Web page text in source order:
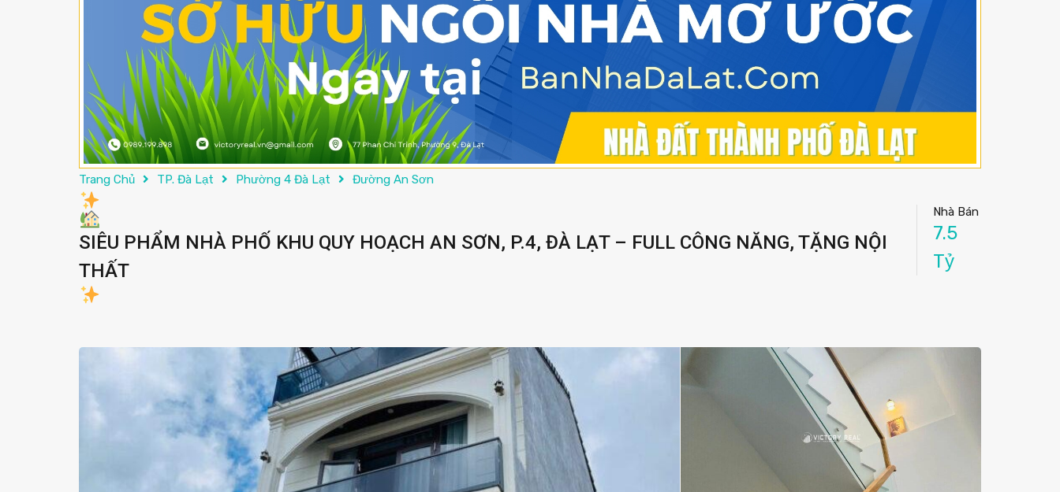
Trang Chủ TP. Đà Lạt Phường 4 Đà Lạt Đường An Sơn
SIÊU PHẨM NHÀ PHỐ KHU QUY HOẠCH AN SƠN, P.4, ĐÀ LẠT – FULL CÔNG NĂNG, TẶNG NỘI
THẤT
Nhà Bán
7.5
Tỷ